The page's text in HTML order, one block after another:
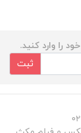
را وارد کنید.
ثبت